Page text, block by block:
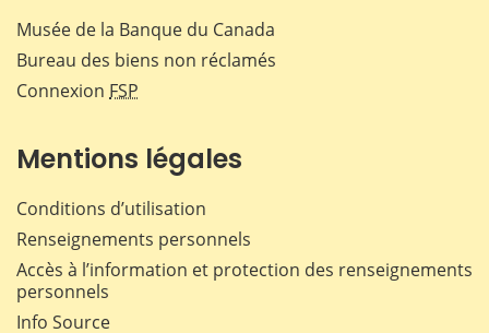
Musée de la Banque du Canada
Bureau des biens non réclamés
Connexion FSP
Mentions légales
Conditions d’utilisation
Renseignements personnels
Accès à l’information et protection des renseignements
personnels
Info Source